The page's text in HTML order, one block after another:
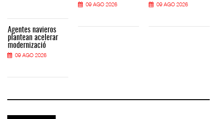
Agentes navieros
plantean acelerar
modernizació
09 AGO 2026
09 AGO 2026 09 AGO 2026